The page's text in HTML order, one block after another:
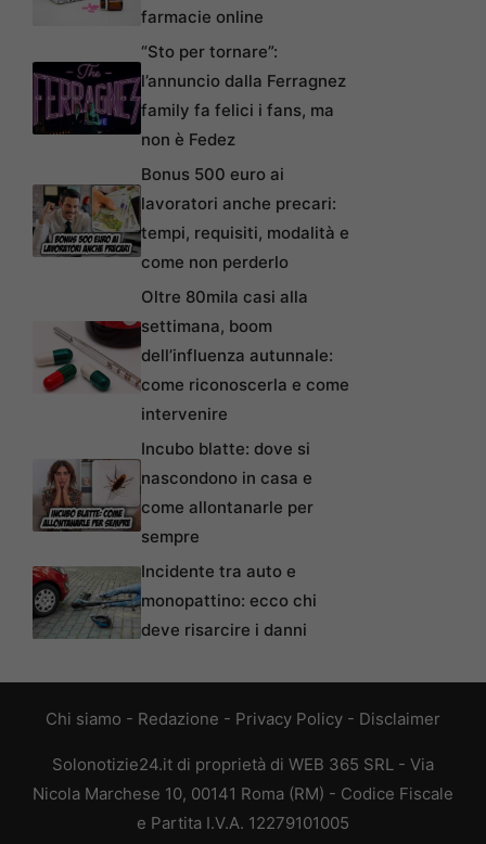
farmacie online
“Sto per tornare”:
l’annuncio dalla Ferragnez
family fa felici i fans, ma
non è Fedez
Bonus 500 euro ai
lavoratori anche precari:
tempi, requisiti, modalità e
come non perderlo
Oltre 80mila casi alla
settimana, boom
dell’influenza autunnale:
come riconoscerla e come
intervenire
Incubo blatte: dove si
nascondono in casa e
come allontanarle per
sempre
Incidente tra auto e
monopattino: ecco chi
deve risarcire i danni
Chi siamo - Redazione - Privacy Policy - Disclaimer
Solonotizie24.it di proprietà di WEB 365 SRL - Via
Nicola Marchese 10, 00141 Roma (RM) - Codice Fiscale
e Partita I.V.A. 12279101005